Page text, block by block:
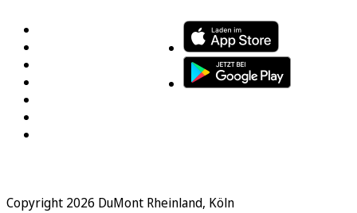
Copyright 2026 DuMont Rheinland, Köln